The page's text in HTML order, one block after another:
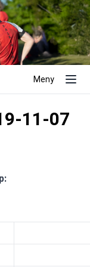
Meny
11-07